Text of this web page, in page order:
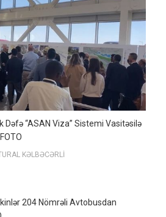
Dəfə “ASAN Viza” Sistemi Vasitəsilə
KƏLBƏCƏRLİ
204 Nömrəli Avtobusdan